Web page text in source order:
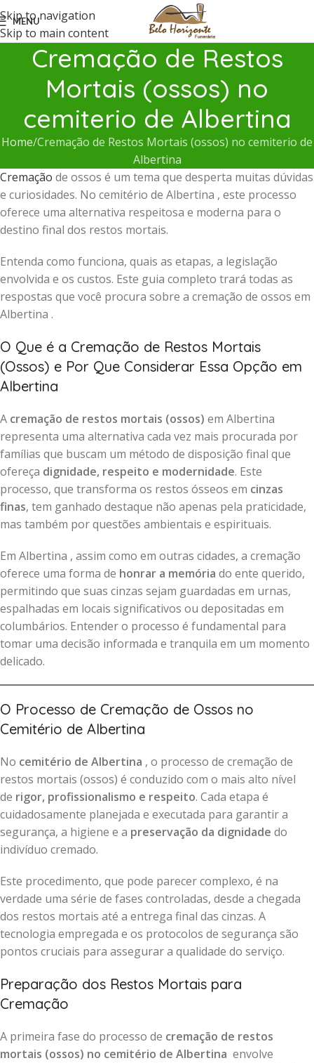
Skip to navigation
Skip to main content
MENU
Cremação de Restos
Mortais (ossos) no
cemiterio de Albertina
Home Cremação de Restos Mortais (ossos) no cemiterio de
Albertina
Cremação de ossos é um tema que desperta muitas dúvidas
e curiosidades. No cemitério de Albertina , este processo
oferece uma alternativa respeitosa e moderna para o
destino final dos restos mortais.
Entenda como funciona, quais as etapas, a legislação
envolvida e os custos. Este guia completo trará todas as
respostas que você procura sobre a cremação de ossos em
Albertina .
O Que é a Cremação de Restos Mortais
(Ossos) e Por Que Considerar Essa Opção em
Albertina
A cremação de restos mortais (ossos) em Albertina
representa uma alternativa cada vez mais procurada por
famílias que buscam um método de disposição final que
ofereça dignidade, respeito e modernidade. Este
processo, que transforma os restos ósseos em cinzas
finas, tem ganhado destaque não apenas pela praticidade,
mas também por questões ambientais e espirituais.
Em Albertina , assim como em outras cidades, a cremação
oferece uma forma de honrar a memória do ente querido,
permitindo que suas cinzas sejam guardadas em urnas,
espalhadas em locais significativos ou depositadas em
columbários. Entender o processo é fundamental para
tomar uma decisão informada e tranquila em um momento
delicado.
O Processo de Cremação de Ossos no
Cemitério de Albertina
No cemitério de Albertina , o processo de cremação de
restos mortais (ossos) é conduzido com o mais alto nível
de rigor, profissionalismo e respeito. Cada etapa é
cuidadosamente planejada e executada para garantir a
segurança, a higiene e a preservação da dignidade do
indivíduo cremado.
Este procedimento, que pode parecer complexo, é na
verdade uma série de fases controladas, desde a chegada
dos restos mortais até a entrega final das cinzas. A
tecnologia empregada e os protocolos de segurança são
pontos cruciais para assegurar a qualidade do serviço.
Preparação dos Restos Mortais para
Cremação
A primeira fase do processo de cremação de restos
mortais (ossos) no cemitério de Albertina envolve